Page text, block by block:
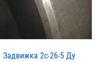
Задвижка 2с-26-5 Ду